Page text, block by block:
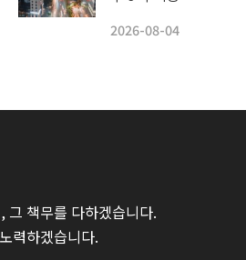
2026-08-04
그 책무를 다하겠습니다.
력하겠습니다.